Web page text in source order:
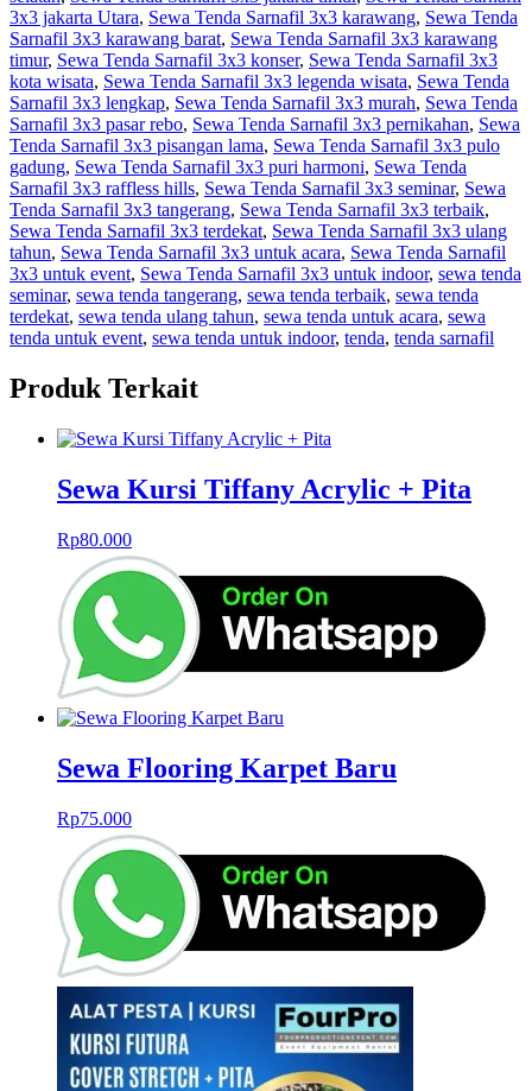
3x3 jakarta Utara, Sewa Tenda Sarnafil 3x3 karawang, Sewa Tenda
Sarnafil 3x3 karawang barat, Sewa Tenda Sarnafil 3x3 karawang
timur, Sewa Tenda Sarnafil 3x3 konser, Sewa Tenda Sarnafil 3x3
kota wisata, Sewa Tenda Sarnafil 3x3 legenda wisata, Sewa Tenda
Sarnafil 3x3 lengkap, Sewa Tenda Sarnafil 3x3 murah, Sewa Tenda
Sarnafil 3x3 pasar rebo, Sewa Tenda Sarnafil 3x3 pernikahan, Sewa
Tenda Sarnafil 3x3 pisangan lama, Sewa Tenda Sarnafil 3x3 pulo
gadung, Sewa Tenda Sarnafil 3x3 puri harmoni, Sewa Tenda
Sarnafil 3x3 raffless hills, Sewa Tenda Sarnafil 3x3 seminar, Sewa
Tenda Sarnafil 3x3 tangerang, Sewa Tenda Sarnafil 3x3 terbaik,
Sewa Tenda Sarnafil 3x3 terdekat, Sewa Tenda Sarnafil 3x3 ulang
tahun, Sewa Tenda Sarnafil 3x3 untuk acara, Sewa Tenda Sarnafil
3x3 untuk event, Sewa Tenda Sarnafil 3x3 untuk indoor, sewa tenda
seminar, sewa tenda tangerang, sewa tenda terbaik, sewa tenda
terdekat, sewa tenda ulang tahun, sewa tenda untuk acara, sewa
tenda untuk event, sewa tenda untuk indoor, tenda, tenda sarnafil
Produk Terkait
Sewa Kursi Tiffany Acrylic + Pita
Rp80.000
Sewa Flooring Karpet Baru
Rp75.000